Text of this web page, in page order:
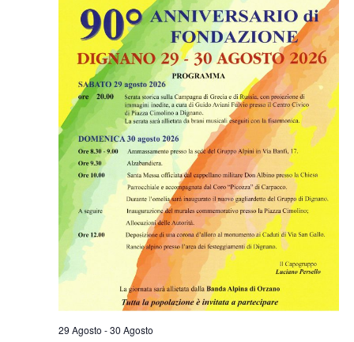
29 Agosto -30 Agosto